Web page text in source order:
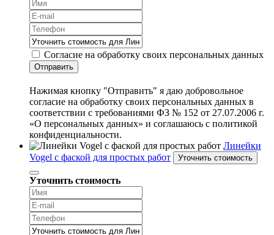
Согласие на обработку своих персональных данных
Отправить
Нажимая кнопку "Отправить" я даю добровольное
согласие на обработку своих персональных данных в
соответствии с требованиями ФЗ № 152 от 27.07.2006 г.
«О персональных данных» и соглашаюсь с политикой
конфиденциальности.
Линейки
Vogel с фаской для простых работ
Уточнить стоимость
Уточнить стоимость